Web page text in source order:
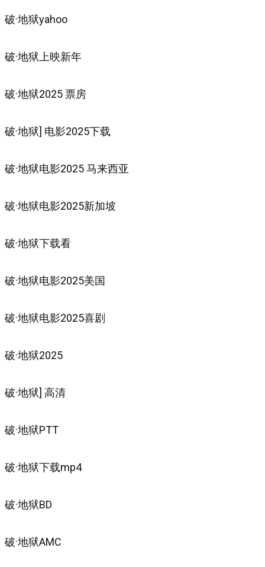
破·地狱yahoo
破·地狱上映新年
破·地狱2025 票房
破·地狱] 电影2025下载
破·地狱电影2025 马来西亚
破·地狱电影2025新加坡
破·地狱下载看
破·地狱电影2025美国
破·地狱电影2025喜剧
破·地狱2025
破·地狱] 高清
破·地狱PTT
破·地狱下载mp4
破·地狱BD
破·地狱AMC